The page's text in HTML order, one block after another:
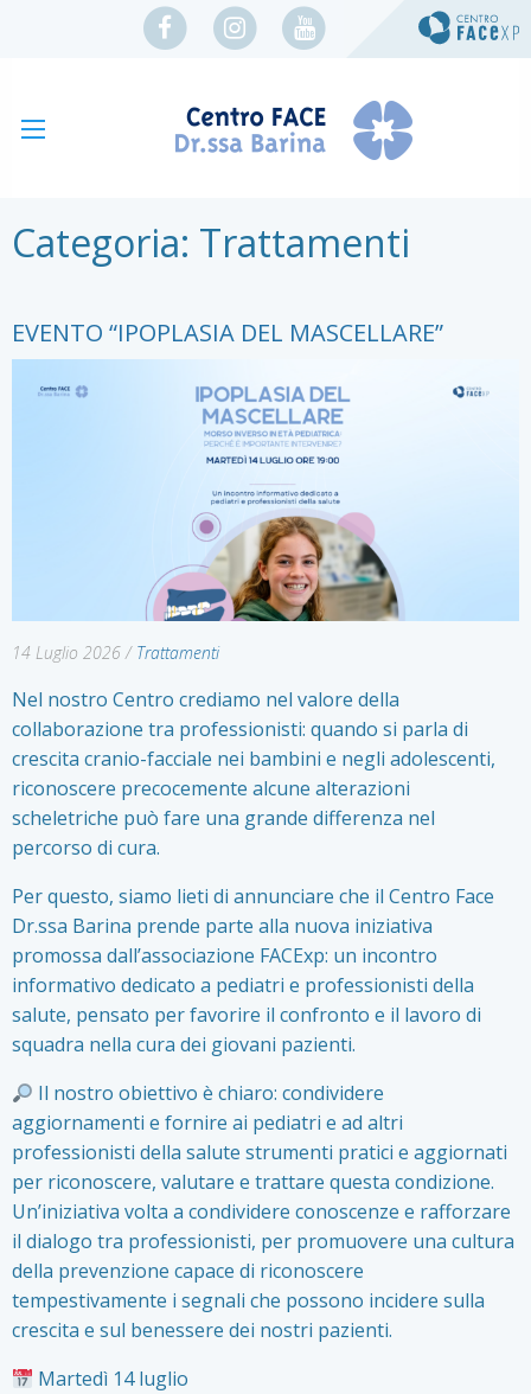
Categoria: Trattamenti
EVENTO “IPOPLASIA DEL MASCELLARE”
14 Luglio 2026/ Trattamenti
Nel nostro Centro crediamo nel valore della
collaborazione tra professionisti: quando si parla di
crescita cranio-facciale nei bambini e negli adolescenti,
riconoscere precocemente alcune alterazioni
scheletriche può fare una grande differenza nel
percorso di cura.
Per questo, siamo lieti di annunciare che il Centro Face
Dr.ssa Barina prende parte alla nuova iniziativa
promossa dall’associazione FACExp: un incontro
informativo dedicato a pediatri e professionisti della
salute, pensato per favorire il confronto e il lavoro di
squadra nella cura dei giovani pazienti.
Il nostro obiettivo è chiaro: condividere
aggiornamenti e fornire ai pediatri e ad altri
professionisti della salute strumenti pratici e aggiornati
per riconoscere, valutare e trattare questa condizione.
Un’iniziativa volta a condividere conoscenze e rafforzare
il dialogo tra professionisti, per promuovere una cultura
della prevenzione capace di riconoscere
tempestivamente i segnali che possono incidere sulla
crescita e sul benessere dei nostri pazienti.
Martedì 14 luglio